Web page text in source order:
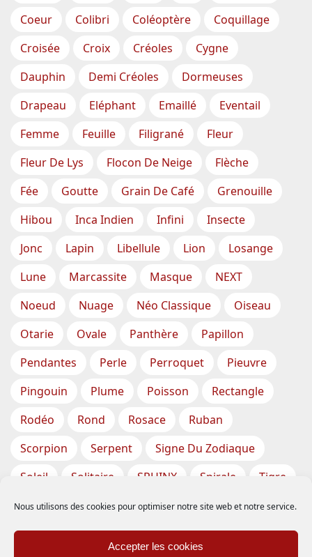
Nous utilisons des cookies pour optimiser notre site web et notre service.
Accepter les cookies
Coeur
Colibri Coléoptère
Coquillage
Croisée
Croix Créoles
Cygne
Dauphin
Demi Créoles
Dormeuses
Drapeau
Eléphant Emaillé
Eventail
Femme
Feuille Filigrané
Fleur
Fleur De Lys
Flocon De Neige
Flèche
Fée
Goutte Grain De Café
Grenouille
Hibou
Inca Indien Infini
Insecte
Jonc
Lapin Libellule Lion
Losange
Lune
Marcassite Masque
NEXT
Noeud
Nuage Néo Classique
Oiseau
Otarie
Ovale Panthère
Papillon
Pendantes
Perle Perroquet
Pieuvre
Pingouin
Plume Poisson
Rectangle
Rodéo
Rond Rosace
Ruban
Scorpion
Serpent
Signe Du Zodiaque
Soleil
Solitaire SPHINX Spirale
Tigre
Torsade
Tortue Train
Tresse
Triangle
Trèfle Tête Vase
Étoile